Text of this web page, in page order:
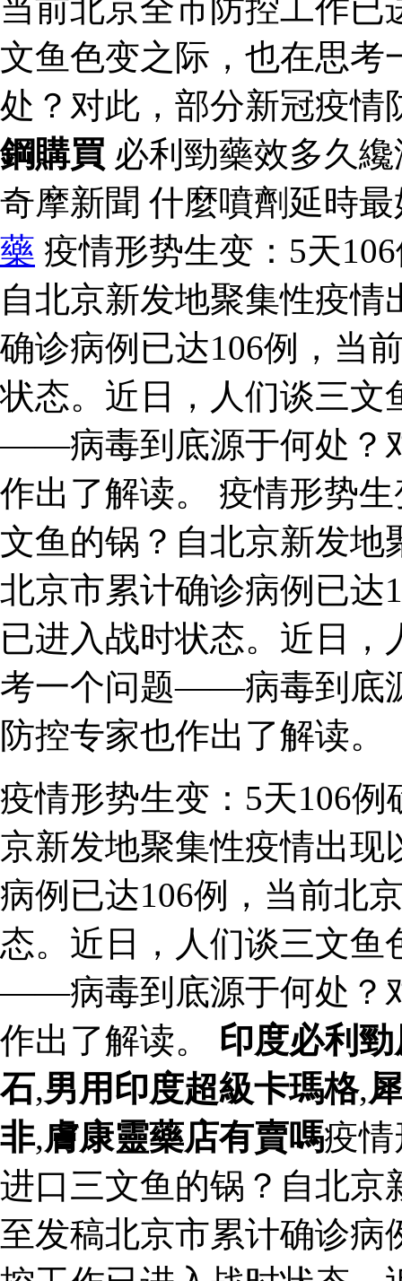
当前北京全市防控工作
文鱼色变之际，也在思
处？对此，部分新冠疫
鋼購買 必利勁藥效多久
奇摩新聞 什麼噴劑延時
藥 疫情形势生变：5天
自北京新发地聚集性疫
确诊病例已达106例，当
状态。近日，人们谈三文
——病毒到底源于何处？
作出了解读。 疫情形势
文鱼的锅？自北京新发地
北京市累计确诊病例已达
已进入战时状态。近日
考一个问题——病毒到底
防控专家也作出了解读。
疫情形势生变：5天106
京新发地聚集性疫情出现
病例已达106例，当前北
态。近日，人们谈三文
——病毒到底源于何处？
作出了解读。 印度必利
石,男用印度超級卡瑪格,
非,膚康靈藥店有賣嗎疫
进口三文鱼的锅？自北京
至发稿北京市累计确诊病